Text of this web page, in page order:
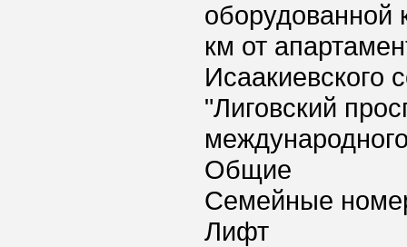
оборудованной
км от
Исаакиевского
"Лиговский
Общие
Семейные
Лифт